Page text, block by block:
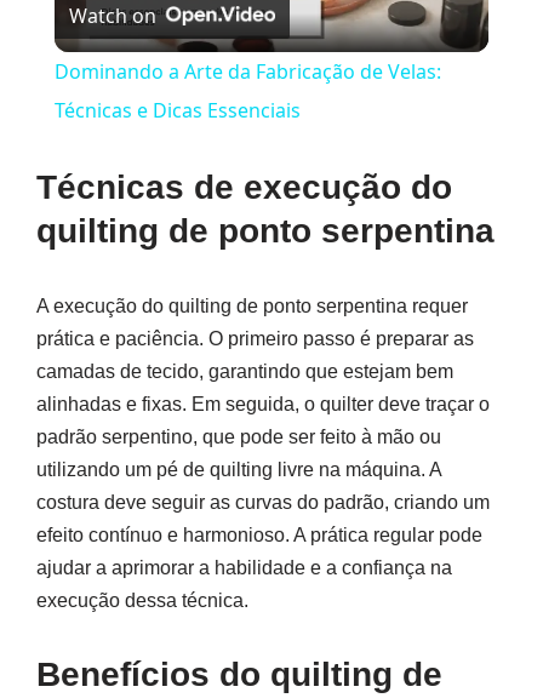
Video
Watch on
Dominando a Arte da Fabricação de Velas:
Técnicas e Dicas Essenciais
Técnicas de execução do
quilting de ponto serpentina
A execução do quilting de ponto serpentina requer
prática e paciência. O primeiro passo é preparar as
camadas de tecido, garantindo que estejam bem
alinhadas e fixas. Em seguida, o quilter deve traçar o
padrão serpentino, que pode ser feito à mão ou
utilizando um pé de quilting livre na máquina. A
costura deve seguir as curvas do padrão, criando um
efeito contínuo e harmonioso. A prática regular pode
ajudar a aprimorar a habilidade e a confiança na
execução dessa técnica.
Benefícios do quilting de